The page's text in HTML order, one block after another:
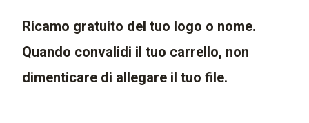
Ricamo gratuito del tuo logo o nome.
Quando convalidi il tuo carrello, non
dimenticare di allegare il tuo file.